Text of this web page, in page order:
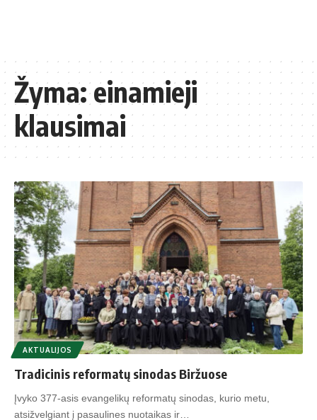
Žyma:einamieji
klausimai
AKTUALIJOS
Tradicinis reformatų sinodas Biržuose
Įvyko 377-asis evangelikų reformatų sinodas, kurio metu,
atsižvelgiant į pasaulines nuotaikas ir…